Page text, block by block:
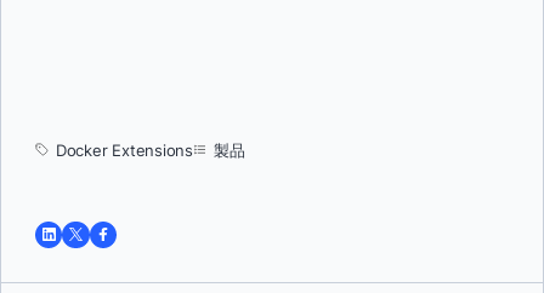
Docker Extensions 製品